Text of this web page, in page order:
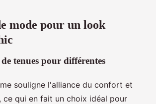
mode pour un look
tenues pour différentes
souligne l'alliance du confort et
ce qui en fait un choix idéal pour